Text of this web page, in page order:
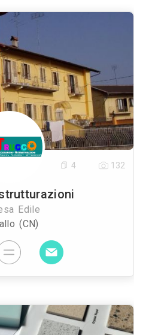
Edile
(CN)
4 132